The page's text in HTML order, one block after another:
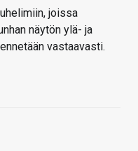
joissa
näytön ylä- ja
vastaavasti.